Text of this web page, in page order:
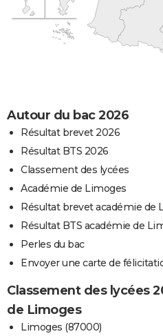
Autour du bac 2026
Résultat brevet 2026
Résultat BTS 2026
Classement des lycées
Académie de Limoges
Résultat brevet académie de
Résultat BTS académie de
Perles du bac
Envoyer une carte de
Classement des lycées
de Limoges
Limoges (87000)